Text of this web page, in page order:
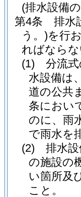
(排水設備
第4条
排水
う。)を行
ればなら
(1)
分流
水設備は
道の公共
条におい
のに、雨
で雨水を
(2)
排水
の施設の
い箇所及
こと。